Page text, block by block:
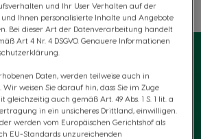
Wunschliste
Wunschzettel
und Ihr User Verhalten auf der
Ihnen personalisierte Inhalte und Angebote
Bei dieser Art der Datenverarbeitung handelt
Art 4 Nr. 4 DSGVO. Genauere Informationen
Daten, werden teilweise auch in
weisen Sie darauf hin, dass Sie im Zuge
auch gemäß Art. 49 Abs. 1 S. 1 lit. a
in ein unsicheres Drittland, einwilligen.
werden vom Europäischen Gerichtshof als
EU-Standards unzureichenden